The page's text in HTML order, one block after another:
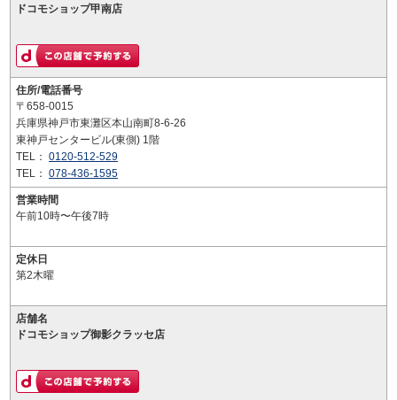
ドコモショップ甲南店
住所/電話番号
〒658-0015
兵庫県神戸市東灘区本山南町8-6-26
東神戸センタービル(東側) 1階
TEL： 0120-512-529
TEL： 078-436-1595
営業時間
午前10時〜午後7時
定休日
第2木曜
店舗名
ドコモショップ御影クラッセ店